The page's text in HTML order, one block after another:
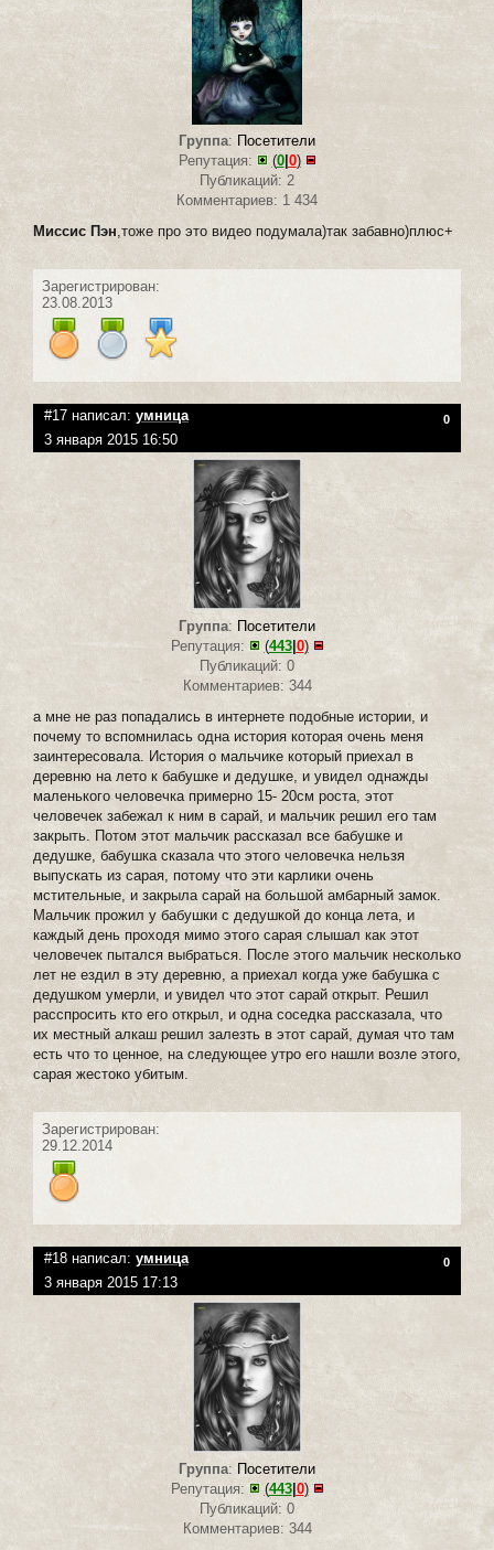
Группа: Посетители
Репутация:
(0|0)
Публикаций: 2
Комментариев: 1 434
Миссис Пэн ,тоже про это видео подумала)так забавно)плюс+
Зарегистрирован:
23.08.2013
#17 написал: умница 0
3 января 2015 16:50
Группа: Посетители
Репутация:
(443|0)
Публикаций: 0
Комментариев: 344
а мне не раз попадались в интернете подобные истории, и
почему то вспомнилась одна история которая очень меня
заинтересовала. История о мальчике который приехал в
деревню на лето к бабушке и дедушке, и увидел однажды
маленького человечка примерно 15- 20см роста, этот
человечек забежал к ним в сарай, и мальчик решил его там
закрыть. Потом этот мальчик рассказал все бабушке и
дедушке, бабушка сказала что этого человечка нельзя
выпускать из сарая, потому что эти карлики очень
мстительные, и закрыла сарай на большой амбарный замок.
Мальчик прожил у бабушки с дедушкой до конца лета, и
каждый день проходя мимо этого сарая слышал как этот
человечек пытался выбраться. После этого мальчик несколько
лет не ездил в эту деревню, а приехал когда уже бабушка с
дедушком умерли, и увидел что этот сарай открыт. Решил
расспросить кто его открыл, и одна соседка рассказала, что
их местный алкаш решил залезть в этот сарай, думая что там
есть что то ценное, на следующее утро его нашли возле этого,
сарая жестоко убитым.
Зарегистрирован:
29.12.2014
#18 написал: умница 0
3 января 2015 17:13
Группа: Посетители
Репутация:
(443|0)
Публикаций: 0
Комментариев: 344